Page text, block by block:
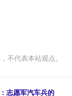
不代表本站观点。
志愿军汽车兵的